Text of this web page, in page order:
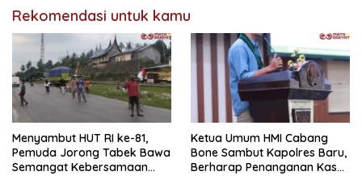
Rekomendasi untuk kamu
Menyambut HUT RI ke-81,
Pemuda Jorong Tabek Bawa
Semangat Kebersamaan
Ketua Umum HMI Cabang
Bone Sambut Kapolres Baru,
Berharap Penanganan Kasus